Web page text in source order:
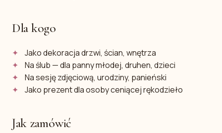
Dla kogo
Jako dekoracja drzwi, ścian, wnętrza
Na ślub — dla panny młodej, druhen, dzieci
Na sesję zdjęciową, urodziny, panieński
Jako prezent dla osoby ceniącej rękodzieło
Jak zamówić